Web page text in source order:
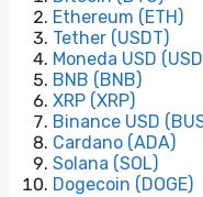
Ethereum (ETH)
Tether (USDT)
Moneda USD
BNB (BNB)
XRP (XRP)
Binance USD
Cardano (ADA)
Solana (SOL)
Dogecoin (DOGE)